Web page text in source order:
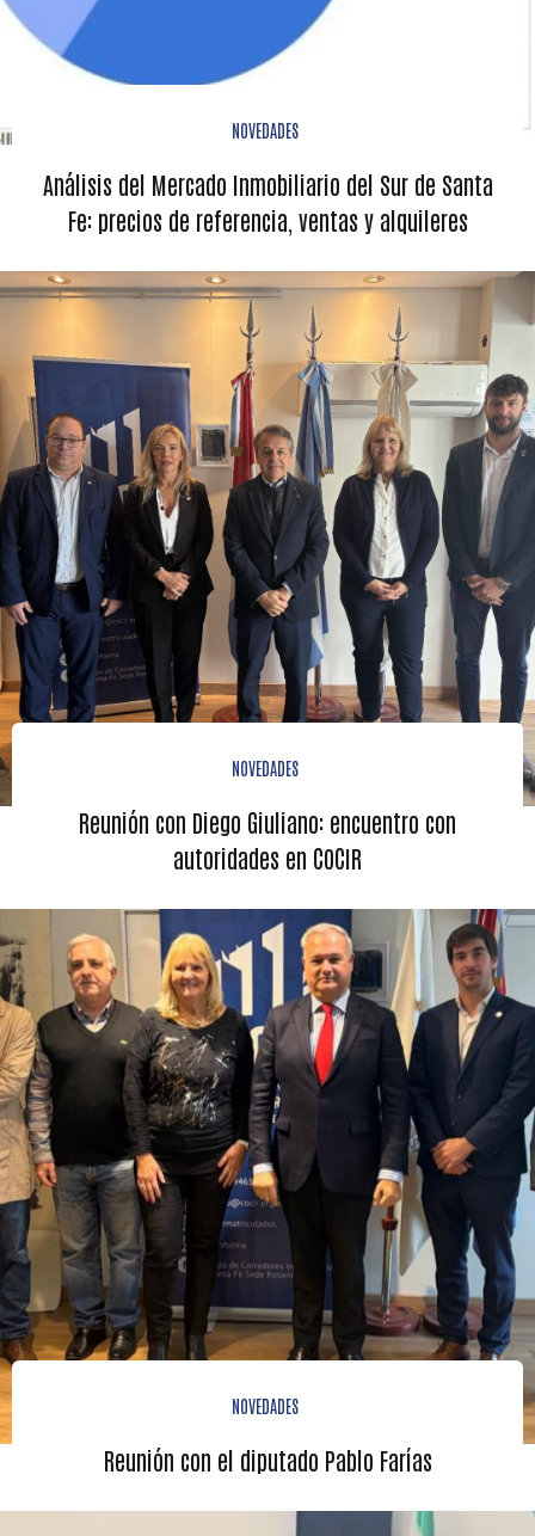
NOVEDADES
Análisis del Mercado Inmobiliario del Sur de Santa
Fe: precios de referencia, ventas y alquileres
NOVEDADES
Reunión con Diego Giuliano: encuentro con
autoridades en COCIR
NOVEDADES
Reunión con el diputado Pablo Farías